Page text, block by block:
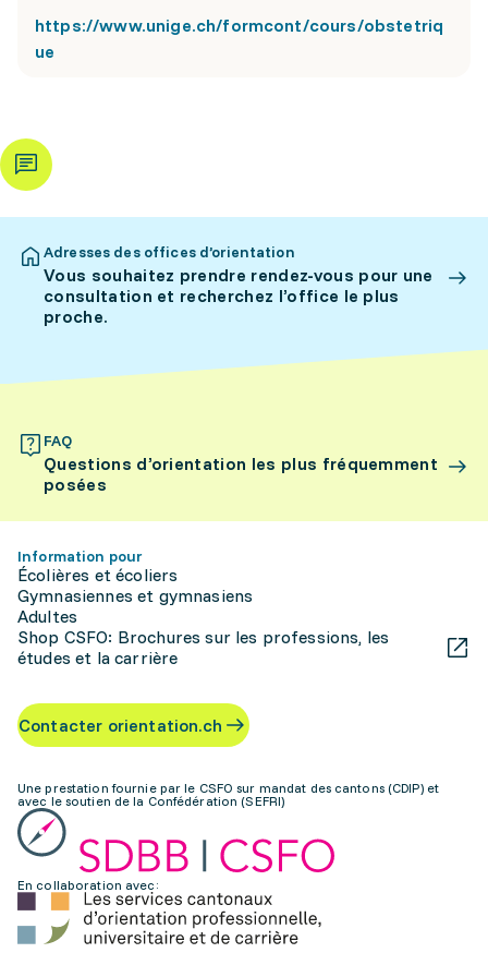
https://www.unige.ch/formcont/cours/obstetriq
ue
Adresses des offices d’orientation
Vous souhaitez prendre rendez-vous pour une
consultation et recherchez l’office le plus
proche.
FAQ
Questions d’orientation les plus fréquemment
posées
Information pour
Écolières et écoliers
Gymnasiennes et gymnasiens
Adultes
Shop CSFO: Brochures sur les professions, les
études et la carrière
Contacter orientation.ch
Une prestation fournie par le CSFO sur mandat des cantons (CDIP) et
avec le soutien de la Confédération (SEFRI)
En collaboration avec: